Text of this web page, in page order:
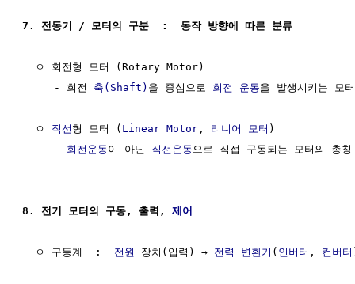
7. 전동기 / 모터의 구분  :  동작 방향에 따른 분류
  ㅇ 회전형 모터 (Rotary Motor)
     - 회전
축(Shaft) 을 중심으로 회전 운동을 발생시키는 모터
  ㅇ
직선 형 모터 ( Linear Motor , 리니어 모터 )
     -
회전운동이 아닌 직선운동 으로 직접 구동되는 모터의 총칭
8. 전기 모터의 구동, 출력, 제어
  ㅇ 구동계  :
전원 장치(입력) → 전력 변환기 ( 인버터 , 컨버터